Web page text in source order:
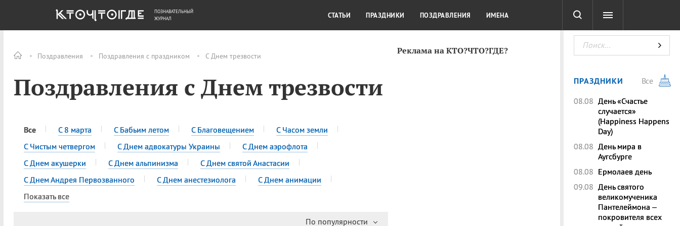
Поздравления Поздравления с праздником С Днем трезвости
Поздравления с Днем трезвости
Все С 8 марта С Бабьим летом С Благовещением
С Часом земли
С Чистым четвергом
С Днем адвокатуры Украины
С Днем аэрофлота
С Днем акушерки
С Днем альпинизма
С Днем святой Анастасии
С Днем Андрея Первозванного
С Днем анестезиолога
С Днем анимации
Показать все
По популярности
Реклама на КТО?ЧТО?ГДЕ?
ОБЩЕСТВО ДЕНЬГИ КУЛЬТУРА КРАСОТА ТЕСТЫ
ПОЗНАВАТЕЛЬНЫЙ
ЖУРНАЛ
СТАТЬИ ПРАЗДНИКИ ПОЗДРАВЛЕНИЯ ИМЕНА
ПРАЗДНИКИ
Все
08.08 День «Счастье
случается»
(Happiness Happens
Day)
08.08 День мира в
Аугсбурге
08.08 Ермолаев день
09.08 День святого
великомученика
Пантелеймона –
покровителя всех